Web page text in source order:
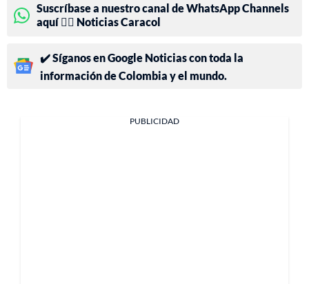
Suscríbase a nuestro canal de WhatsApp Channels
aquí 👉🏻 Noticias Caracol
✔️ Síganos en Google Noticias con toda la
información de Colombia y el mundo.
PUBLICIDAD